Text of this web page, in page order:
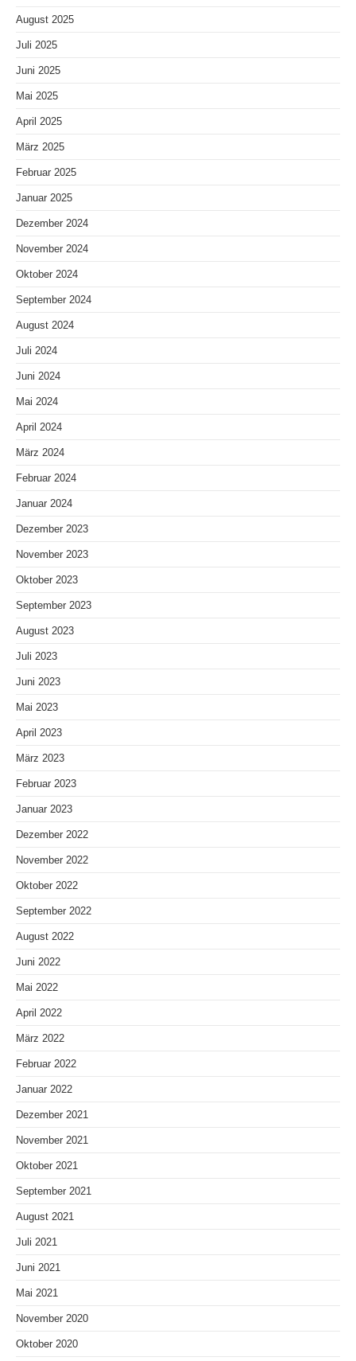
August 2025
Juli 2025
Juni 2025
Mai 2025
April 2025
März 2025
Februar 2025
Januar 2025
Dezember 2024
November 2024
Oktober 2024
September 2024
August 2024
Juli 2024
Juni 2024
Mai 2024
April 2024
März 2024
Februar 2024
Januar 2024
Dezember 2023
November 2023
Oktober 2023
September 2023
August 2023
Juli 2023
Juni 2023
Mai 2023
April 2023
März 2023
Februar 2023
Januar 2023
Dezember 2022
November 2022
Oktober 2022
September 2022
August 2022
Juni 2022
Mai 2022
April 2022
März 2022
Februar 2022
Januar 2022
Dezember 2021
November 2021
Oktober 2021
September 2021
August 2021
Juli 2021
Juni 2021
Mai 2021
November 2020
Oktober 2020